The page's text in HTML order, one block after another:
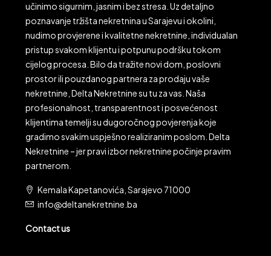
učinimo sigurnim, jasnim i bez stresa. Uz detaljno
poznavanje tržišta nekretnina u Sarajevu i okolini,
nudimo provjerene i kvalitetne nekretnine, individualan
pristup svakom klijentu i potpunu podršku tokom
cijelog procesa. Bilo da tražite novi dom, poslovni
prostor ili pouzdanog partnera za prodaju vaše
nekretnine, Delta Nekretnine su tu za vas. Naša
profesionalnost, transparentnost i posvećenost
klijentima temelji su dugoročnog povjerenja koje
gradimo svakim uspješno realiziranim poslom. Delta
Nekretnine – jer pravi izbor nekretnine počinje pravim
partnerom.
Kemala Kapetanovića, Sarajevo 71000
info@deltanekretnine.ba
Contact us